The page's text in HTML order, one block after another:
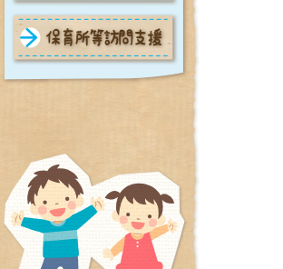
笑む デイリー
笑む 保育所等訪問支援